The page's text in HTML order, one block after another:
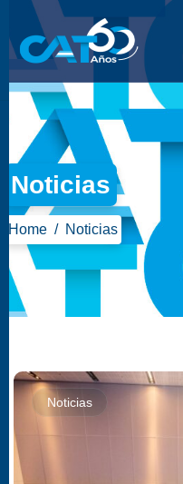
Noticias
Home Noticias
Noticias